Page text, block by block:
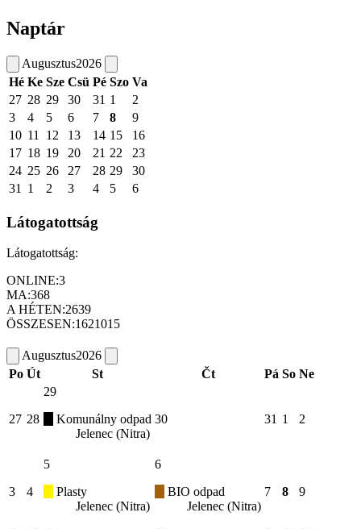
Naptár
Augusztus2026
Hé Ke Sze Csü Pé Szo Va
27 28 29 30 31 1
2
3
4 5 6 7 8
9
10 11 12 13 14 15
16
17 18 19 20 21 22
23
24 25 26 27 28 29
30
31
1 2 3 4 5 6
Látogatottság
Látogatottság:
ONLINE:3
MA:368
A HÉTEN:2639
ÖSSZESEN:1621015
Augusztus2026
Po Út St Čt Pá So Ne
27 28
29
Komunálny odpad
Jelenec (Nitra)
30 31 1 2
3 4
5
Plasty
Jelenec (Nitra)
6
BIO odpad
Jelenec (Nitra)
7 8 9